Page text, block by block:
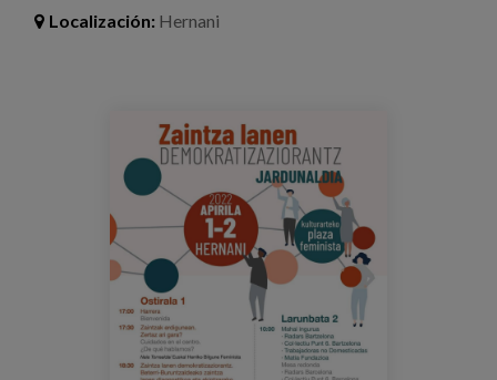
Noticias
Trabaja con nosotros
Canal de denuncias
Localización: Hernani